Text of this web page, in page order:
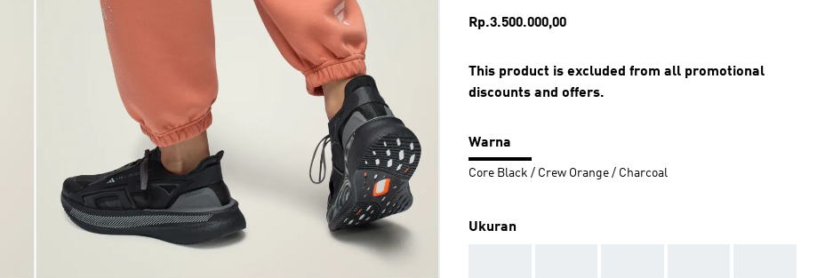
Harga
Rp.3.500.000,00
This product is excluded from all promotional
discounts and offers.
Warna
Core Black / Crew Orange / Charcoal
Ukuran